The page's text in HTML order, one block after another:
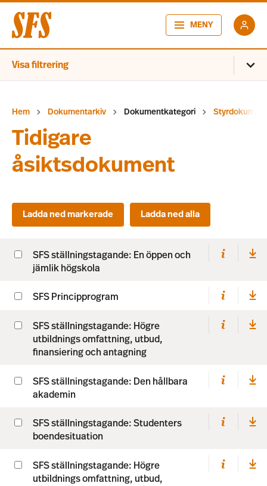
MENY
Visa filtrering
Hem Dokumentarkiv Dokumentkategori Styrdokument
Tidigare
åsiktsdokument
SFS ställningstagande: En öppen och
jämlik högskola
SFS Principprogram
SFS ställningstagande: Högre
utbildnings omfattning, utbud,
finansiering och antagning
SFS ställningstagande: Den hållbara
akademin
SFS ställningstagande: Studenters
boendesituation
SFS ställningstagande: Högre
utbildnings omfattning, utbud,